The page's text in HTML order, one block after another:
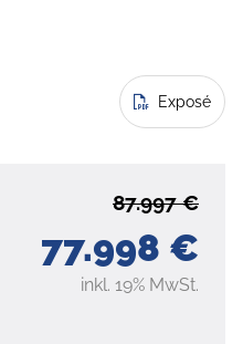
Exposé
77.998 €
87.997 €
inkl. 19% MwSt.